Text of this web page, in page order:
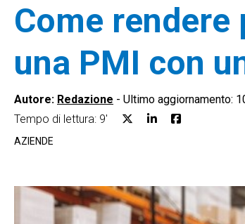
Come
una PMI con
Autore: Redazione - Ultimo aggiornamento:
Tempo di lettura: 9'
AZIENDE